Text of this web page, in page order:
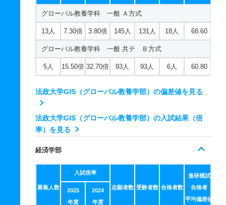
都市環境デザイン工学科 一般 共テ Ｂ方式
13人 3.40倍 3.40倍 391人 389人 116人 58.90
都市環境デザイン工学科 一般 共テ Ｃ方式
3人 2.80倍 2.90倍 331人 330人 117人 61.10
システムデザイン学科 一般 英語外部利用
2人 14.50倍 13.30倍 148人 145人 10人 60.20
40人 6倍
システムデザイン学科 一般 Ｔ日程
8人 8.90倍 11倍 306人 294人 33人 59.30
システムデザイン学科 一般 共テ Ｂ方式
5.90倍 5.40倍 62.80
グローバル教養学科 一般 Ａ方式
13人 7.30倍 3.80倍 145人 131人 18人 68.60
グローバル教養学科 一般 共テ Ｂ方式
5人 15.50倍 32.70倍 93人 93人 6人 60.80
法政大学GIS（グローバル教養学部）の偏差値を見る
法政大学GIS（グローバル教養学部）の入試結果（倍
率）を見る
経済学部
募集人数
入試倍率
志願者数 受験者数 合格者数
進研模試
合格者
平均偏差値
2025
年度
2024
年度